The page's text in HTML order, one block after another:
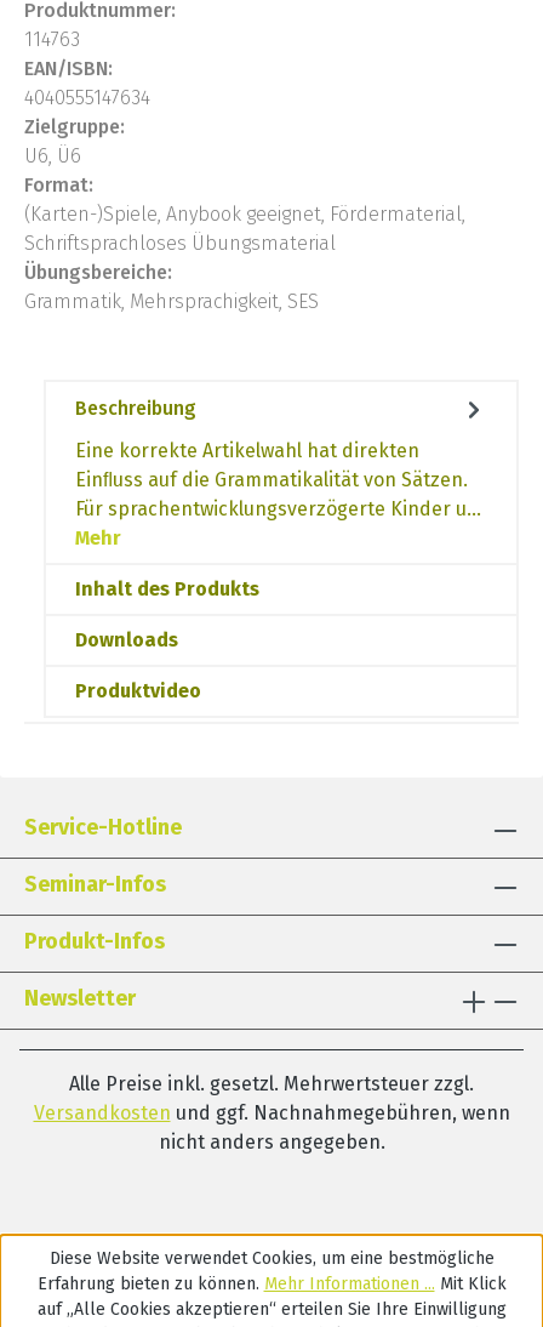
Produktnummer:
114763
EAN/ISBN:
4040555147634
Zielgruppe:
U6, Ü6
Format:
(Karten-)Spiele, Anybook geeignet, Fördermaterial,
Schriftsprachloses Übungsmaterial
Übungsbereiche:
Grammatik, Mehrsprachigkeit, SES
Beschreibung
Eine korrekte Artikelwahl hat direkten
Einﬂuss auf die Grammatikalität von Sätzen.
Für sprachentwicklungsverzögerte Kinder u…
Mehr
Inhalt des Produkts
Downloads
Produktvideo
Service-Hotline
Seminar-Infos
Produkt-Infos
Newsletter
Alle Preise inkl. gesetzl. Mehrwertsteuer zzgl.
Versandkosten und ggf. Nachnahmegebühren, wenn
nicht anders angegeben.
Diese Website verwendet Cookies, um eine bestmögliche
Erfahrung bieten zu können. Mehr Informationen ... Mit Klick
auf „Alle Cookies akzeptieren“ erteilen Sie Ihre Einwilligung